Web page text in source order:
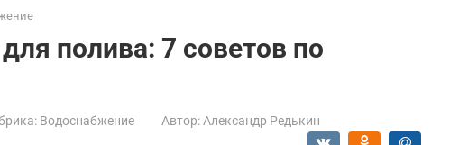
полива: 7 советов по
Водоснабжение Автор: Александр Редькин